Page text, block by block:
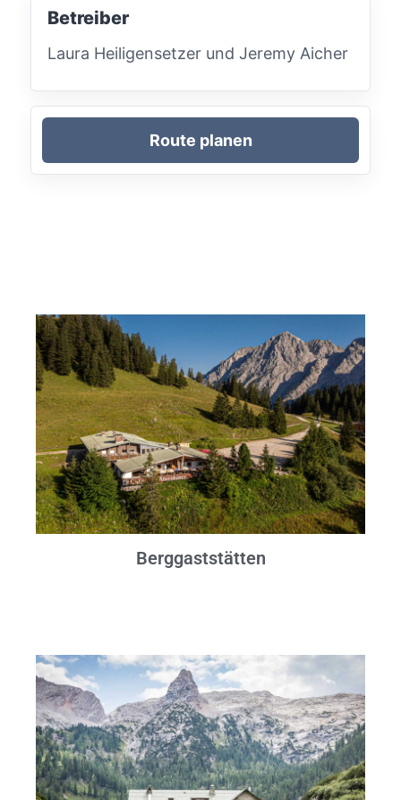
Betreiber
Laura Heiligensetzer und Jeremy Aicher
Route planen
Berggaststätten